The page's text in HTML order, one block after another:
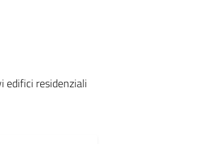
edifici residenziali